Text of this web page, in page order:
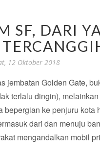
SF, DARI
12 Oktober 2018
jembatan Golden Gate,
terlalu dingin),
ke penjuru kota
dari dan menuju
mengandalkan mobil